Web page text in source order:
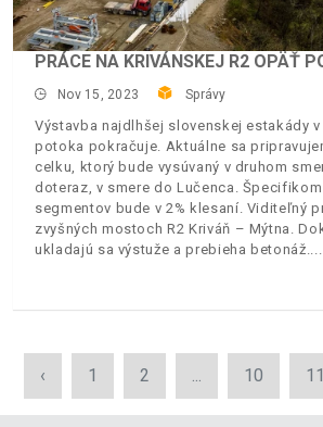
PRÁCE NA KRIVÁNSKEJ R2 OPÄŤ
Nov 15, 2023 Správy
Výstavba najdlhšej slovenskej estakády
potoka pokračuje. Aktuálne sa
celku, ktorý bude vysúvaný v druhom
doteraz, v smere do Lučenca.
segmentov bude v 2% klesaní. Viditeľný
zvyšných mostoch R2 Kriváň – Mýtna.
ukladajú sa výstuže a prebieha betonáž.
‹ 1 2 ... 10 11